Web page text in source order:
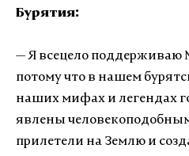
Бурятия:
— Я всецело поддерживаю
потому что в нашем
наших мифах и легендах
явлены
прилетели на Землю и